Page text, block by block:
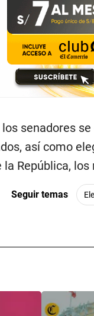
senadores
así como
República,
Seguir temas